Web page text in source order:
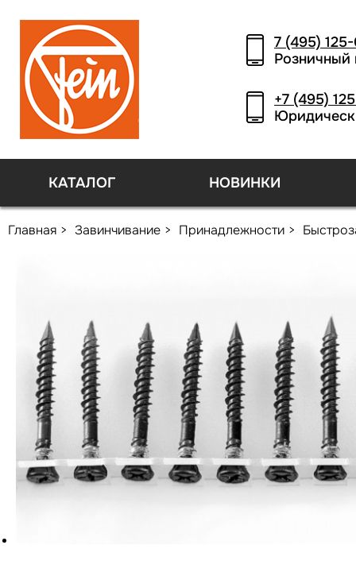
7 (495)
Розничный
+7 (495)
КАТАЛОГ НОВИНКИ
Главная Завинчивание Принадлежности